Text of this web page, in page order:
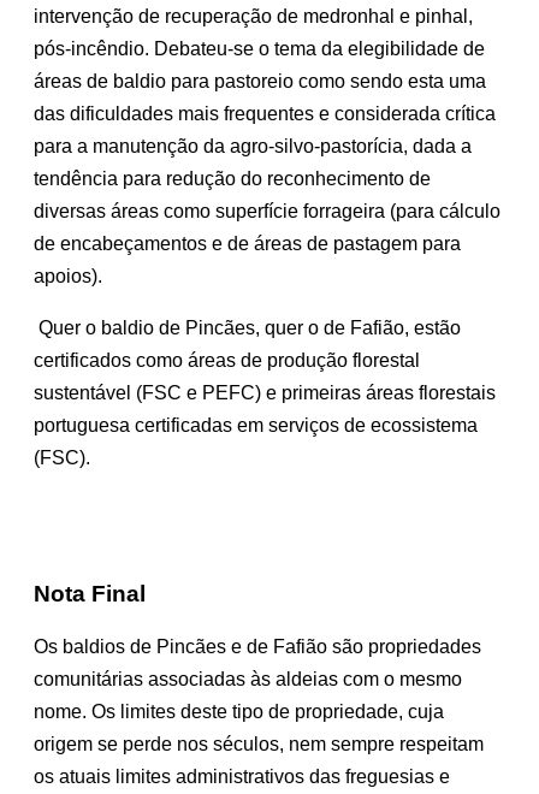
intervenção de recuperação de medronhal e pinhal,
pós-incêndio. Debateu-se o tema da elegibilidade de
áreas de baldio para pastoreio como sendo esta uma
das dificuldades mais frequentes e considerada crítica
para a manutenção da agro-silvo-pastorícia, dada a
tendência para redução do reconhecimento de
diversas áreas como superfície forrageira (para cálculo
de encabeçamentos e de áreas de pastagem para
apoios).
Quer o baldio de Pincães, quer o de Fafião, estão
certificados como áreas de produção florestal
sustentável (FSC e PEFC) e primeiras áreas florestais
portuguesa certificadas em serviços de ecossistema
(FSC).
Nota Final
Os baldios de Pincães e de Fafião são propriedades
comunitárias associadas às aldeias com o mesmo
nome. Os limites deste tipo de propriedade, cuja
origem se perde nos séculos, nem sempre respeitam
os atuais limites administrativos das freguesias e